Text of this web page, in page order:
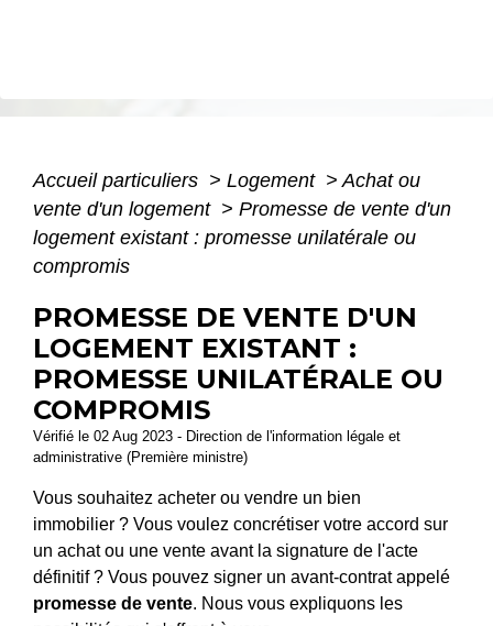
Accueil particuliers > Logement > Achat ou
vente d'un logement > Promesse de vente d'un
logement existant : promesse unilatérale ou
compromis
PROMESSE DE VENTE D'UN
LOGEMENT EXISTANT :
PROMESSE UNILATÉRALE OU
COMPROMIS
Vérifié le 02 Aug 2023 - Direction de l'information légale et
administrative (Première ministre)
Vous souhaitez acheter ou vendre un bien
immobilier ? Vous voulez concrétiser votre accord sur
un achat ou une vente avant la signature de l'acte
définitif ? Vous pouvez signer un avant-contrat appelé
promesse de vente. Nous vous expliquons les